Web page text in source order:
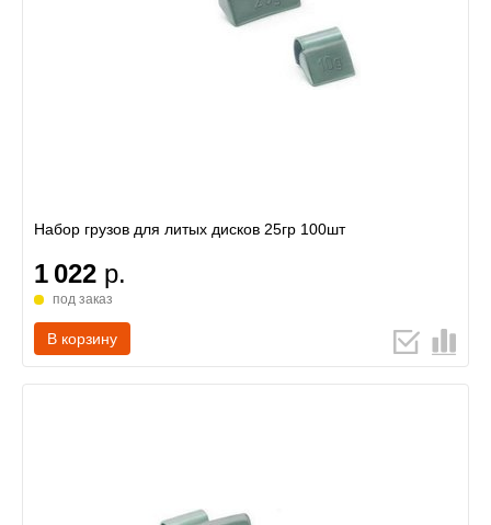
Набор грузов для литых дисков 25гр 100шт
1 022 р.
под заказ
В корзину